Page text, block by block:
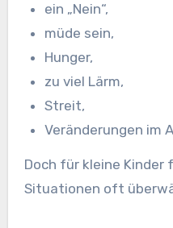
ein „Nein“,
müde sein,
Hunger,
zu viel Lärm,
Streit,
Veränderungen im
Doch für kleine Kinder
Situationen oft